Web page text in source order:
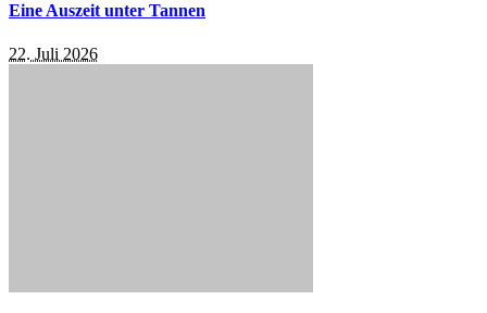
Eine Auszeit unter Tannen
22. Juli 2026